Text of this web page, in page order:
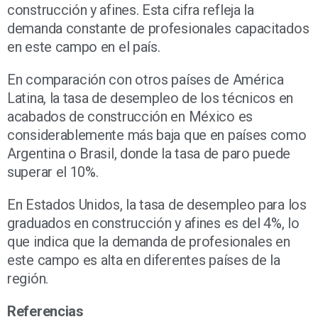
construcción y afines. Esta cifra refleja la
demanda constante de profesionales capacitados
en este campo en el país.
En comparación con otros países de América
Latina, la tasa de desempleo de los técnicos en
acabados de construcción en México es
considerablemente más baja que en países como
Argentina o Brasil, donde la tasa de paro puede
superar el 10%.
En Estados Unidos, la tasa de desempleo para los
graduados en construcción y afines es del 4%, lo
que indica que la demanda de profesionales en
este campo es alta en diferentes países de la
región.
Referencias